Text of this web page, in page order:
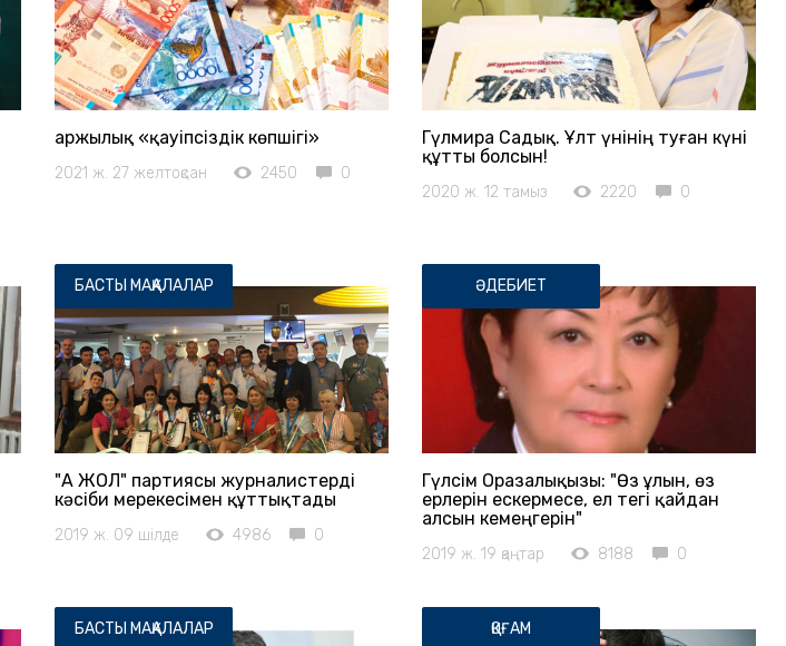
Қаржылық «қауіпсіздік көпшігі»
2021 ж. 27 желтоқсан 2450 0
Гүлмира Садық. Ұлт үнінің туған күні
құтты болсын!
2020 ж. 12 тамыз 2220 0
БАСТЫ МАҚАЛАЛАР
"АҚ ЖОЛ" партиясы журналистерді
кәсіби мерекесімен құттықтады
2019 ж. 09 шілде 4986 0
ӘДЕБИЕТ
Гүлсім Оразалықызы: "Өз ұлын, өз
ерлерін ескермесе, ел тегі қайдан
алсын кемеңгерін"
2019 ж. 19 қаңтар 8188 0
БАСТЫ МАҚАЛАЛАР ҚОҒАМ